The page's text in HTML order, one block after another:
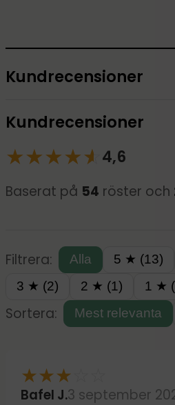
Kundrecensioner
Kundrecensioner
★★★★☆
★ 4,6
Baserat på 54 röster och
Filtrera: Alla 5 ★ (13)
3 ★ (2)
2 ★ (1) 1 ★
Sortera: Mest relevanta
★★★
Bafel J.3 september